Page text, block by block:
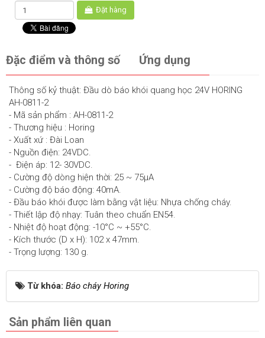
Đặt hàng
Đặc điểm và thông số Ứng dụng
Thông số kỷ thuật: Đầu dò báo khói quang học 24V HORING
AH-0811-2
- Mã sản phẩm : AH-0811-2
- Thương hiệu : Horing
- Xuất xứ : Đài Loan
- Nguồn điện: 24VDC.
- Điện áp: 12- 30VDC.
- Cường độ dòng hiện thời: 25 ~ 75μA
- Cường độ báo động: 40mA.
- Đầu báo khói được làm bằng vật liệu: Nhựa chống cháy.
- Thiết lập độ nhạy: Tuân theo chuẩn EN54.
- Nhiệt độ hoạt động: -10°C ~ +55°C.
- Kích thước (D x H): 102 x 47mm.
- Trọng lượng: 130 g.
Từ khóa: Báo cháy Horing
Sản phẩm liên quan